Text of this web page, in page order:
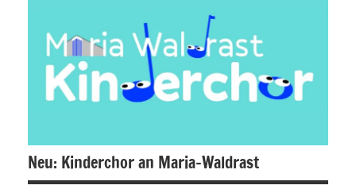
Neu: Kinderchor an Maria-Waldrast